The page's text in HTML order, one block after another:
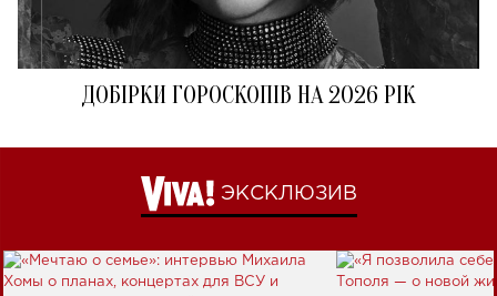
ДОБІРКИ ГОРОСКОПІВ НА 2026 РІК
ЭКСКЛЮЗИВ